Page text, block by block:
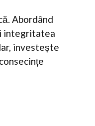
Abordând
integritatea
investește